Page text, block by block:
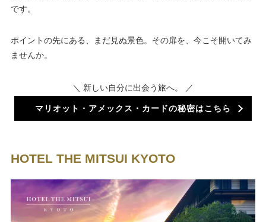
です。
ポイントの先にある、まだ見ぬ景色。その扉を、今こそ開いてみ
ませんか。
＼ 新しい自分に出会う旅へ。 ／
マリオット・アメックス・カードの秘密はこちら
HOTEL THE MITSUI KYOTO